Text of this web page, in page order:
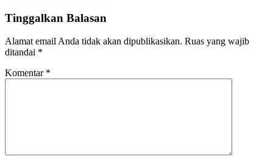
Tinggalkan Balasan
Alamat email Anda tidak akan dipublikasikan. Ruas yang wajib
ditandai *
Komentar *